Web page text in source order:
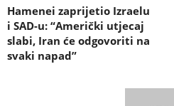
Hamenei zaprijetio Izraelu
i SAD-u: “Američki utjecaj
slabi, Iran će odgovoriti na
svaki napad”